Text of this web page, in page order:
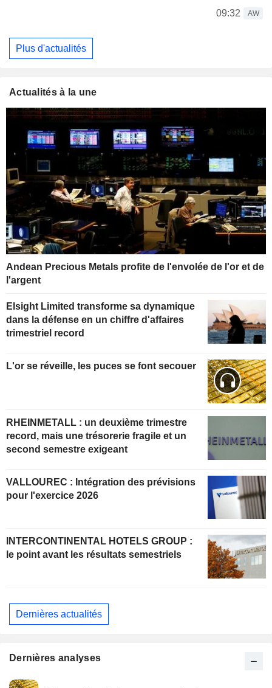
09:32
AW
Plus d'actualités
Actualités à la une
Andean Precious Metals profite de l'envolée de l'or et de
l'argent
Elsight Limited transforme sa dynamique
dans la défense en un chiffre d'affaires
trimestriel record
L'or se réveille, les puces se font secouer
RHEINMETALL : un deuxième trimestre
record, mais une trésorerie fragile et un
second semestre exigeant
VALLOUREC : Intégration des prévisions
pour l'exercice 2026
INTERCONTINENTAL HOTELS GROUP :
le point avant les résultats semestriels
Dernières actualités
Dernières analyses